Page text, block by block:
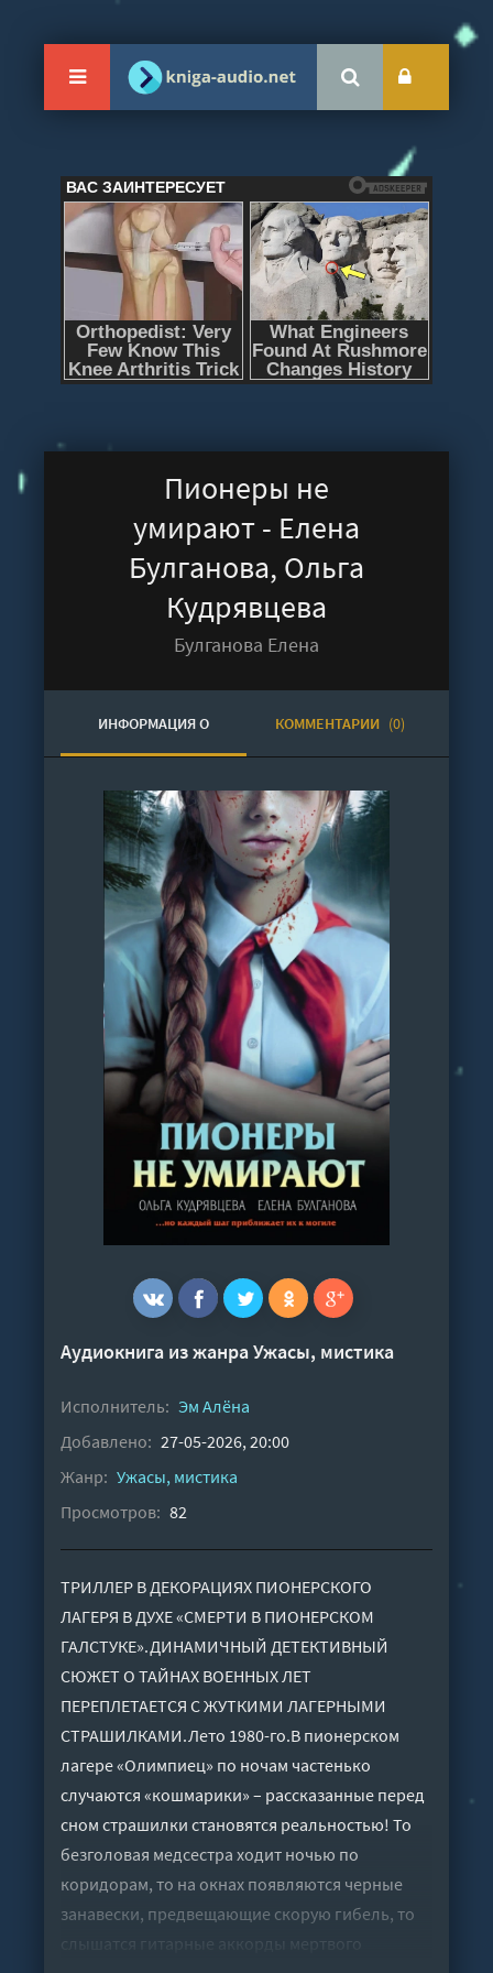
Пионеры не
умирают - Елена
Булганова, Ольга
Кудрявцева
Булганова Елена
ИНФОРМАЦИЯ О
АУДИОКНИГЕ
КОММЕНТАРИИ (0)
Аудиокнига из жанраУжасы, мистика
Исполнитель: Эм Алёна
Добавлено: 27-05-2026, 20:00
Жанр: Ужасы, мистика
Просмотров: 82
ТРИЛЛЕР В ДЕКОРАЦИЯХ ПИОНЕРСКОГО
ЛАГЕРЯ В ДУХЕ «СМЕРТИ В ПИОНЕРСКОМ
ГАЛСТУКЕ».ДИНАМИЧНЫЙ ДЕТЕКТИВНЫЙ
СЮЖЕТ О ТАЙНАХ ВОЕННЫХ ЛЕТ
ПЕРЕПЛЕТАЕТСЯ С ЖУТКИМИ ЛАГЕРНЫМИ
СТРАШИЛКАМИ.Лето 1980-го.В пионерском
лагере «Олимпиец» по ночам частенько
случаются «кошмарики» – рассказанные перед
сном страшилки становятся реальностью! То
безголовая медсестра ходит ночью по
коридорам, то на окнах появляются черные
занавески, предвещающие скорую гибель, то
слышатся гитарные аккорды мертвого